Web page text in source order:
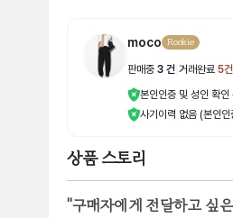
moco Rookie
판매중 3 건 거래완료 5건
본인인증 및 성인 확인
사기이력 없음 (본인인
상품 스토리
"구매자에게 전달하고 싶